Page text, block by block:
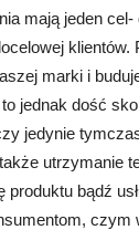
mają jeden
marki i
jednak dość
jedynie
utrzymanie
produktu bądź
czym